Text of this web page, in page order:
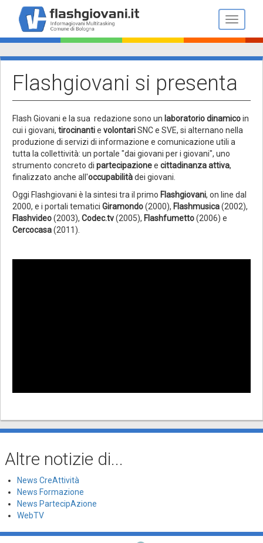
contenuto
principale
Toggle
Flashgiovani si presenta
Flash Giovani e la sua redazione sono un laboratorio dinamicoin
cui i giovani, tirocinantie volontariSNC e SVE, si alternano nella
produzione di servizi di informazione e comunicazione utili a
tutta la collettività: un portale "dai giovani per i giovani", uno
strumento concreto di partecipazionee cittadinanza attiva,
finalizzato anche all'occupabilitàdei giovani.
Oggi Flashgiovani è la sintesi tra il primo Flashgiovani, on line dal
2000, e i portali tematici Giramondo(2000), Flashmusica(2002),
Flashvideo(2003), Codec.tv(2005), Flashfumetto(2006) e
Cercocasa(2011).
Altre notizie di...
News CreAttività
News Formazione
News PartecipAzione
WebTV